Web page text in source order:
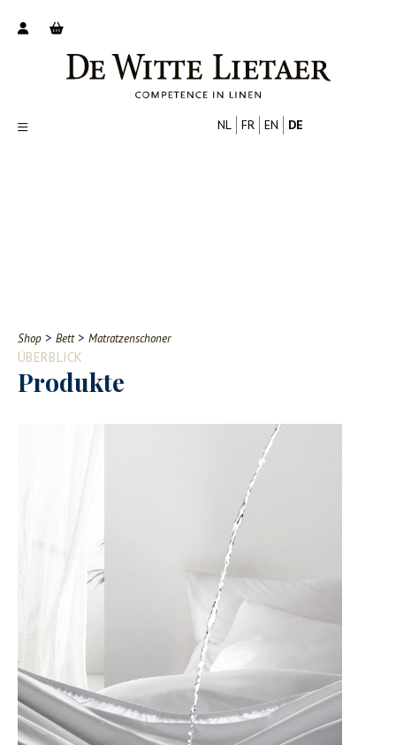
Contact
NL FR EN DE
Shop > Bett> Matratzenschoner
ÜBERBLICK
Produkte